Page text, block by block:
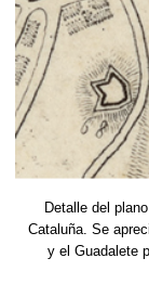
Detalle del
Cataluña. Se
y el Guadalete